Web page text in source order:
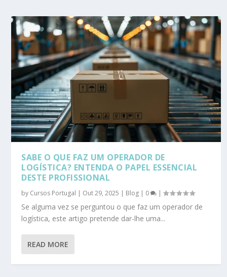
SABE O QUE FAZ UM OPERADOR DE
LOGÍSTICA? ENTENDA O PAPEL ESSENCIAL
DESTE PROFISSIONAL
by Cursos Portugal | Out 29, 2025 | Blog | 0 |
Se alguma vez se perguntou o que faz um operador de
logística, este artigo pretende dar-lhe uma...
READ MORE